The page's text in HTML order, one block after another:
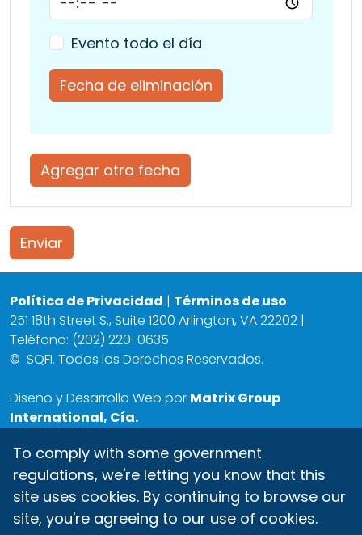
Evento todo el día
Fecha de eliminación
Agregar otra fecha
Enviar
Política de Privacidad | Términos de uso
251 18th Street S., Suite 1200 Arlington, VA 22202 |
Teléfono: (202) 220-0635
© SQFI. Todos los Derechos Reservados.
Diseño y Desarrollo Web por Matrix Group
International, Cía.
To comply with some government
regulations, we're letting you know that this
site uses cookies. By continuing to browse our
site, you're agreeing to our use of cookies.